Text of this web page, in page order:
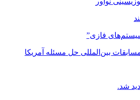
سیستم‌های فازی”
بین‌المللی حل مسئله آمریکا